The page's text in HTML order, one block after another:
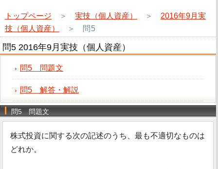
トップページ ＞ 実技（個人資産） ＞ 2016年9月実
技（個人資産）
＞ 問5
問5 2016年9月実技（個人資産）
問5 問題文
問5 解答・解説
問5 問題文
株式投資に関する次の記述のうち、最も不適切なものは
どれか。